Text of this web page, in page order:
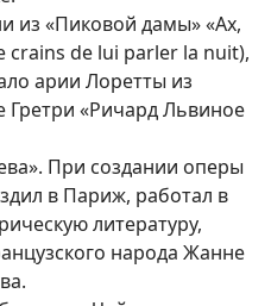
из «Пиковой дамы» «Ах,
crains de lui parler la nuit),
арии Лоретты из
«Ричард Львиное
При создании оперы
в Париж, работал в
литературу,
народа Жанне